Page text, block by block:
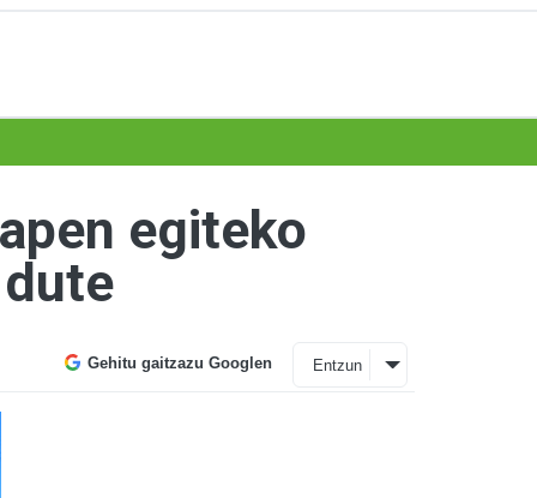
egiteko
Gehitu gaitzazu Googlen Entzun